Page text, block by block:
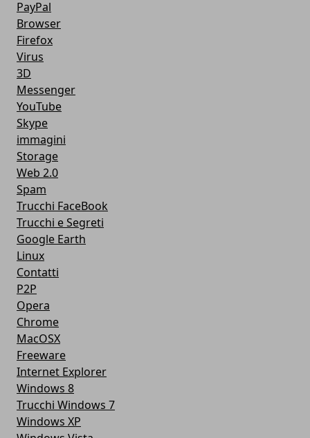
PayPal
Browser
Firefox
Virus
3D
Messenger
YouTube
Skype
immagini
Storage
Web 2.0
Spam
Trucchi FaceBook
Trucchi e Segreti
Google Earth
Linux
Contatti
P2P
Opera
Chrome
MacOSX
Freeware
Internet Explorer
Windows 8
Trucchi Windows 7
Windows XP